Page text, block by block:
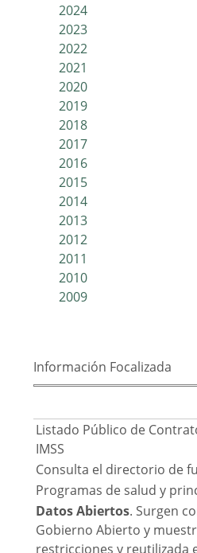
2024
2023
2022
2021
2020
2019
2018
2017
2016
2015
2014
2013
2012
2011
2010
2009
Información Focalizada
Listado Público de
IMSS
Consulta el directorio de
Programas de salud y
Datos Abiertos. Surgen
Gobierno Abierto y
restricciones y reutilizada